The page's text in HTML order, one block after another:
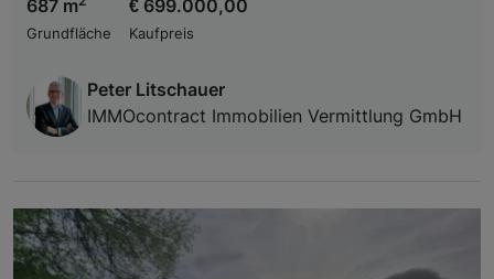
687 m
Grundfläche
€ 699.000,00
Kaufpreis
Peter Litschauer
IMMOcontract Immobilien Vermittlung GmbH